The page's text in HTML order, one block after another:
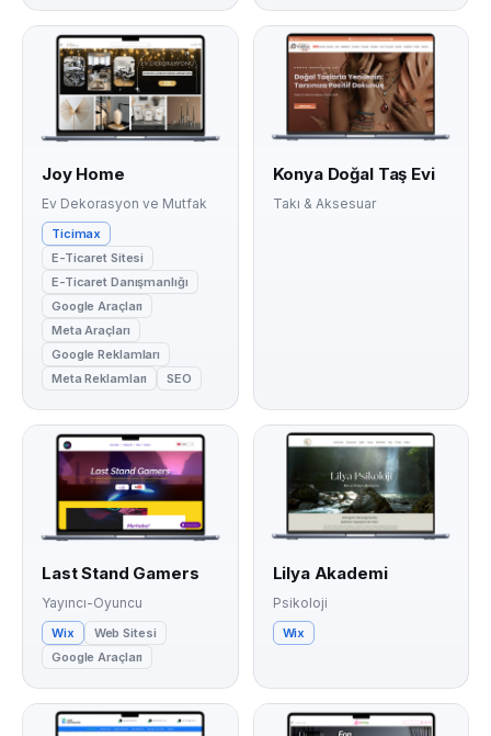
Joy Home
Ev Dekorasyon ve Mutfak
Ticimax
E-Ticaret Sitesi
E-Ticaret Danışmanlığı
Google Araçları
Meta Araçları
Google Reklamları
Meta Reklamları
SEO
Konya Doğal Taş Evi
Takı & Aksesuar
Last Stand Gamers
Yayıncı-Oyuncu
Wix
Web Sitesi
Google Araçları
Lilya Akademi
Psikoloji
Wix